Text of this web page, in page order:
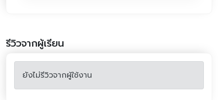
รีวิวจากผู้เรียน
ยังไม่รีวิวจากผู้ใช้งาน